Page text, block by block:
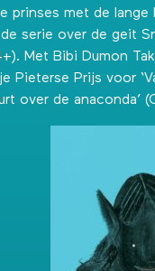
prinses met de lange
serie over de geit
Met Bibi Dumon
Pieterse Prijs voor
over de anaconda’